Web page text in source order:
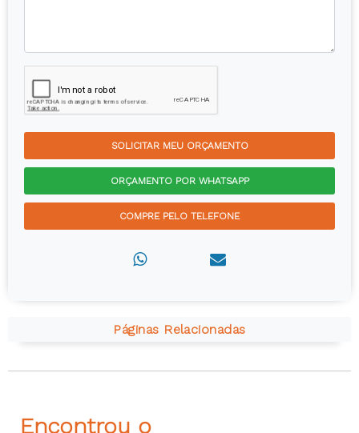
SOLICITAR MEU ORÇAMENTO
ORÇAMENTO POR WHATSAPP
COMPRE PELO TELEFONE
Páginas Relacionadas
Encontrou o